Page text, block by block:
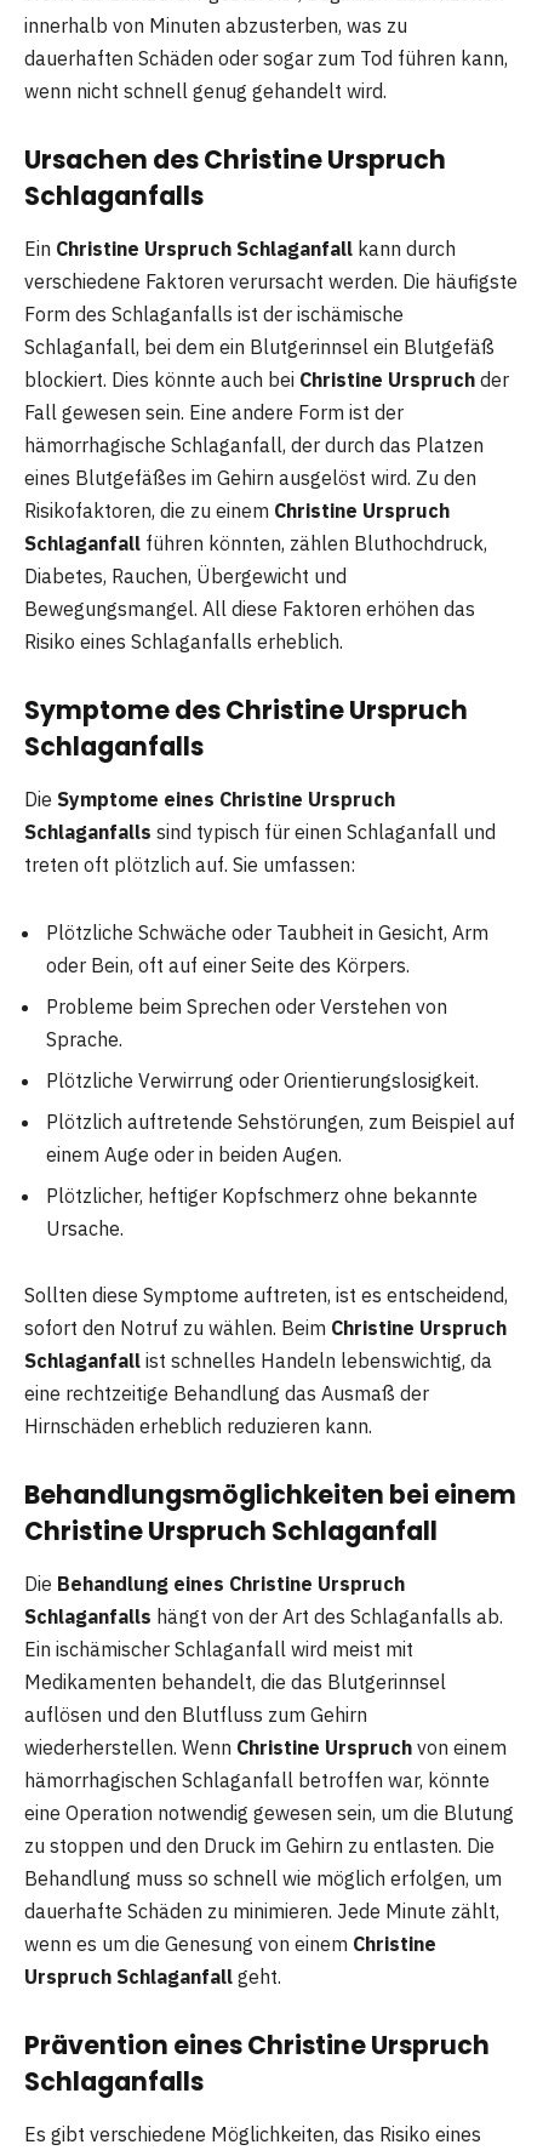
innerhalb von Minuten abzusterben, was zu
dauerhaften Schäden oder sogar zum Tod führen kann,
wenn nicht schnell genug gehandelt wird.
Ursachen des Christine Urspruch
Schlaganfalls
Ein Christine Urspruch Schlaganfall kann durch
verschiedene Faktoren verursacht werden. Die häufigste
Form des Schlaganfalls ist der ischämische
Schlaganfall, bei dem ein Blutgerinnsel ein Blutgefäß
blockiert. Dies könnte auch bei Christine Urspruch der
Fall gewesen sein. Eine andere Form ist der
hämorrhagische Schlaganfall, der durch das Platzen
eines Blutgefäßes im Gehirn ausgelöst wird. Zu den
Risikofaktoren, die zu einem Christine Urspruch
Schlaganfall führen könnten, zählen Bluthochdruck,
Diabetes, Rauchen, Übergewicht und
Bewegungsmangel. All diese Faktoren erhöhen das
Risiko eines Schlaganfalls erheblich.
Symptome des Christine Urspruch
Schlaganfalls
Die Symptome eines Christine Urspruch
Schlaganfalls sind typisch für einen Schlaganfall und
treten oft plötzlich auf. Sie umfassen:
Plötzliche Schwäche oder Taubheit in Gesicht, Arm
oder Bein, oft auf einer Seite des Körpers.
Probleme beim Sprechen oder Verstehen von
Sprache.
Plötzliche Verwirrung oder Orientierungslosigkeit.
Plötzlich auftretende Sehstörungen, zum Beispiel auf
einem Auge oder in beiden Augen.
Plötzlicher, heftiger Kopfschmerz ohne bekannte
Ursache.
Sollten diese Symptome auftreten, ist es entscheidend,
sofort den Notruf zu wählen. Beim Christine Urspruch
Schlaganfall ist schnelles Handeln lebenswichtig, da
eine rechtzeitige Behandlung das Ausmaß der
Hirnschäden erheblich reduzieren kann.
Behandlungsmöglichkeiten bei einem
Christine Urspruch Schlaganfall
Die Behandlung eines Christine Urspruch
Schlaganfalls hängt von der Art des Schlaganfalls ab.
Ein ischämischer Schlaganfall wird meist mit
Medikamenten behandelt, die das Blutgerinnsel
auflösen und den Blutfluss zum Gehirn
wiederherstellen. Wenn Christine Urspruch von einem
hämorrhagischen Schlaganfall betroffen war, könnte
eine Operation notwendig gewesen sein, um die Blutung
zu stoppen und den Druck im Gehirn zu entlasten. Die
Behandlung muss so schnell wie möglich erfolgen, um
dauerhafte Schäden zu minimieren. Jede Minute zählt,
wenn es um die Genesung von einem Christine
Urspruch Schlaganfall geht.
Prävention eines Christine Urspruch
Schlaganfalls
Es gibt verschiedene Möglichkeiten, das Risiko eines